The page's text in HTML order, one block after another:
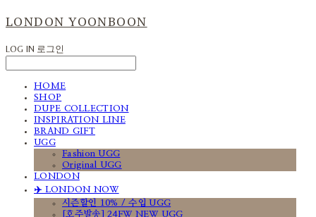
LONDON YOONBOON
LOG IN 로그인
HOME
SHOP
DUPE COLLECTION
INSPIRATION LINE
BRAND GIFT
UGG
Fashion UGG
Original UGG
LONDON
✈️ LONDON NOW
시즌할인 10% / 수입 UGG
[호주발송] 24FW NEW UGG